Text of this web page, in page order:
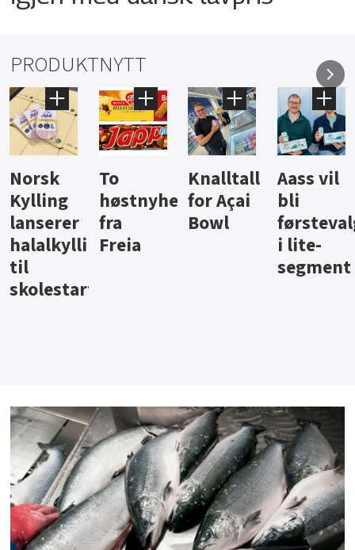
PRODUKTNYTT
Knalltall
for Açai
Bowl
Aass vil
bli
førstevalg
i lite-
Brus og
jus fra
Berentsen
Hard
iste fra
Hansa